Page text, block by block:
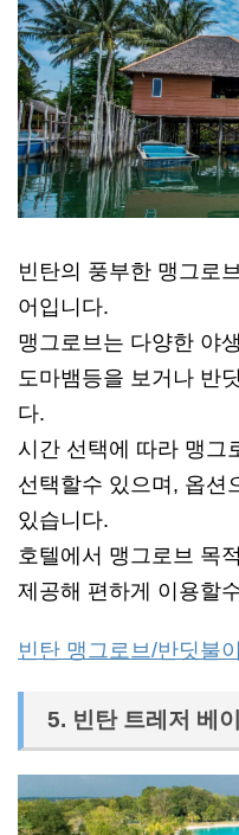
빈탄의 풍부한 맹그로
어입니다.
맹그로브는 다양한 야
도마뱀등을 보거나 반
다.
시간 선택에 따라 맹그
선택할수 있으며, 옵션
있습니다.
호텔에서 맹그로브 목
제공해 편하게 이용할
빈탄 맹그로브/반딧불
5. 빈탄 트레저 베